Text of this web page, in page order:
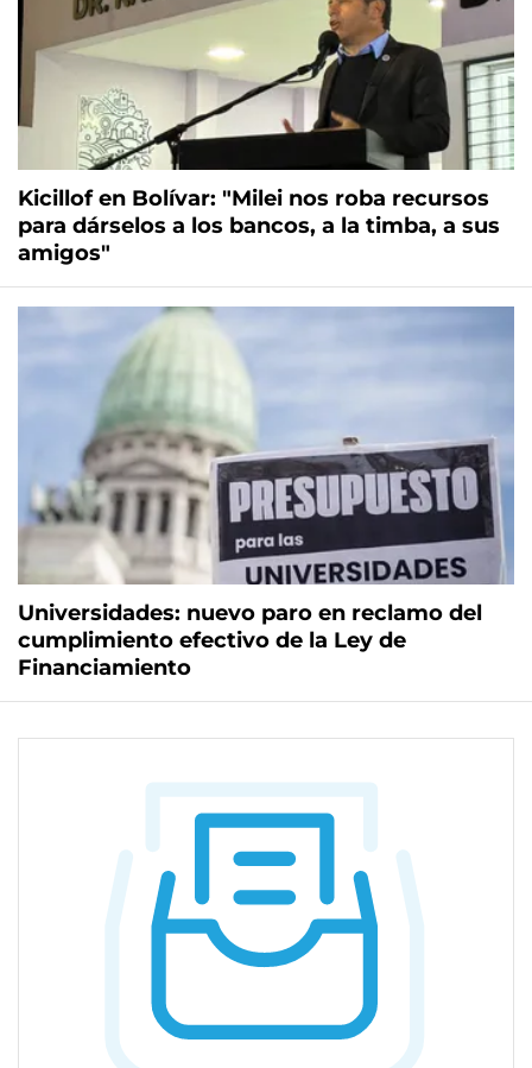
Kicillof en Bolívar: "Milei nos roba recursos
para dárselos a los bancos, a la timba, a sus
amigos"
Universidades: nuevo paro en reclamo del
cumplimiento efectivo de la Ley de
Financiamiento